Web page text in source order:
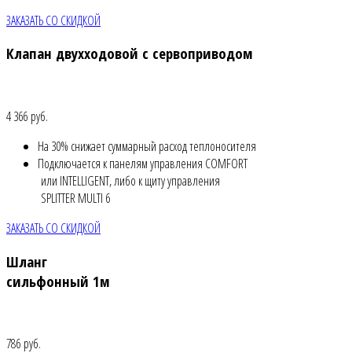
ЗАКАЗАТЬ СО СКИДКОЙ
Клапан двухходовой с сервоприводом
4 366 руб.
На 30% снижает суммарный расход теплоносителя
Подключается к панелям управления COMFORT
или INTELLIGENT, либо к щиту управления
SPLITTER MULTI 6
ЗАКАЗАТЬ СО СКИДКОЙ
Шланг
сильфонный 1м
786 руб.